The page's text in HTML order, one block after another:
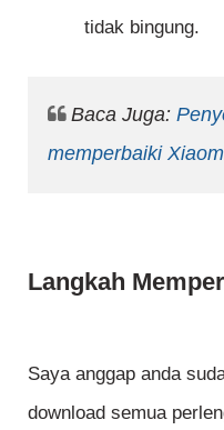
tidak bingung.
Baca Juga:
memperbaiki
Langkah
Saya anggap anda
download semua